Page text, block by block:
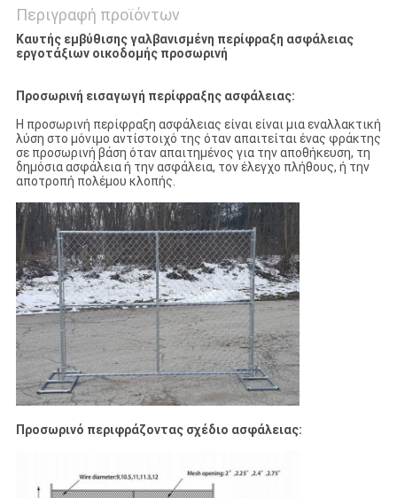
Περιγραφή προϊόντων
Καυτής εμβύθισης γαλβανισμένη περίφραξη ασφάλειας
εργοτάξιων οικοδομής προσωρινή
Προσωρινή εισαγωγή περίφραξης ασφάλειας:
Η προσωρινή περίφραξη ασφάλειας είναι είναι μια εναλλακτική
λύση στο μόνιμο αντίστοιχό της όταν απαιτείται ένας φράκτης
σε προσωρινή βάση όταν απαιτημένος για την αποθήκευση, τη
δημόσια ασφάλεια ή την ασφάλεια, τον έλεγχο πλήθους, ή την
αποτροπή πολέμου κλοπής.
Προσωρινό περιφράζοντας σχέδιο ασφάλειας: